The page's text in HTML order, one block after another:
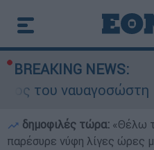
BREAKING NEWS:
του ναυαγοσώστη
δημοφιλές τώρα: «Θέλω
παρέσυρε νύφη λίγες ώρες